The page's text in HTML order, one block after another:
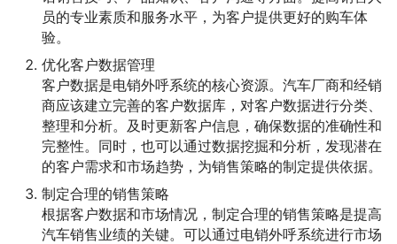
员的专业素质和服务水平，为客户提供更好的购车体
验。
优化客户数据管理
客户数据是电销外呼系统的核心资源。汽车厂商和经销
商应该建立完善的客户数据库，对客户数据进行分类、
整理和分析。及时更新客户信息，确保数据的准确性和
完整性。同时，也可以通过数据挖掘和分析，发现潜在
的客户需求和市场趋势，为销售策略的制定提供依据。
制定合理的销售策略
根据客户数据和市场情况，制定合理的销售策略是提高
汽车销售业绩的关键。可以通过电销外呼系统进行市场